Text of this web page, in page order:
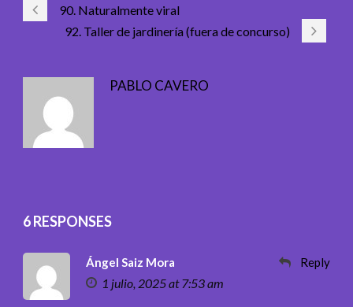
90. Naturalmente viral
92. Taller de jardinería (fuera de concurso)
PABLO CAVERO
6 RESPONSES
Ángel Saiz Mora
1 julio, 2025 at 7:53 am
Reply